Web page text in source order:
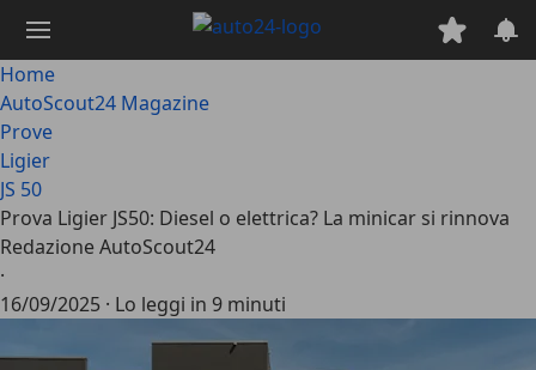
contenuto
principale
Home
AutoScout24 Magazine
Prove
Ligier
JS 50
Prova Ligier JS50: Diesel o elettrica? La minicar si rinnova
Redazione AutoScout24
·
16/09/2025 · Lo leggi in 9 minuti